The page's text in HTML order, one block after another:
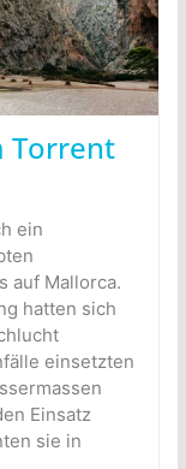
Torrent
ein
auf Mallorca.
hatten sich
einsetzten
Einsatz
sie in